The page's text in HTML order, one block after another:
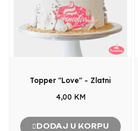
Topper "Love" - Zlatni
4,00 KM
DODAJ U KORPU